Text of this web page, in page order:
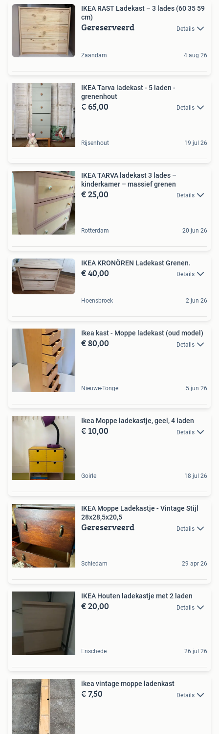
IKEA RAST Ladekast – 3 lades (60 35 59
cm)
Gereserveerd Details
Zaandam 4 aug 26
IKEA Tarva ladekast - 5 laden -
grenenhout
€ 65,00 Details
Rijsenhout 19 jul 26
IKEA TARVA ladekast 3 lades –
kinderkamer – massief grenen
€ 25,00 Details
Rotterdam 20 jun 26
IKEA KRONÖREN Ladekast Grenen.
€ 40,00 Details
Hoensbroek 2 jun 26
Ikea kast - Moppe ladekast (oud model)
€ 80,00 Details
Nieuwe-Tonge 5 jun 26
Ikea Moppe ladekastje, geel, 4 laden
€ 10,00 Details
Goirle 18 jul 26
IKEA Moppe Ladekastje - Vintage Stijl
28x28,5x20,5
Gereserveerd Details
Schiedam 29 apr 26
IKEA Houten ladekastje met 2 laden
€ 20,00 Details
Enschede 26 jul 26
ikea vintage moppe ladenkast
€ 7,50 Details